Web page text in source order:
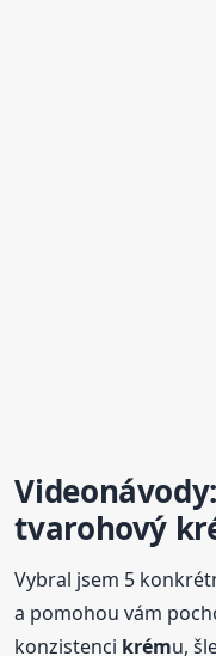
tvarohový
Vybral jsem 5
a pomohou vám
konzistenci krému,